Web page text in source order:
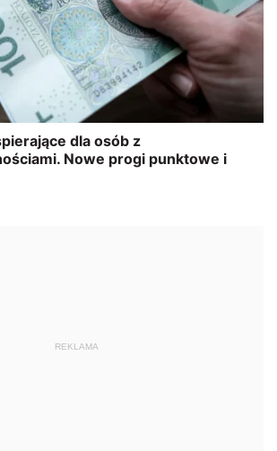
REKLAMA